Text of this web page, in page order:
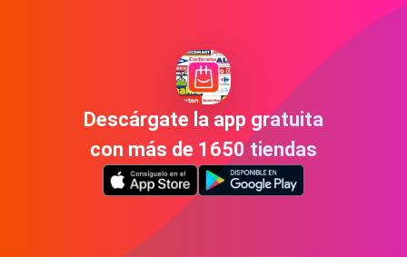
Descárgate la app gratuita
con más de 1650 tiendas